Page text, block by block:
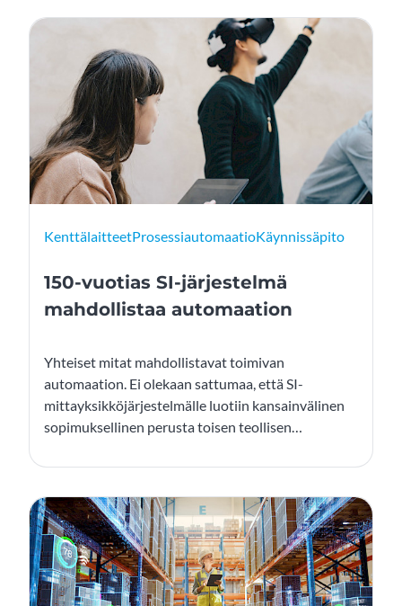
KenttälaitteetProsessiautomaatioKäynnissäpito
150-vuotias SI-järjestelmä
mahdollistaa automaation
Yhteiset mitat mahdollistavat toimivan
automaation. Ei olekaan sattumaa, että SI-
mittayksikköjärjestelmälle luotiin kansainvälinen
sopimuksellinen perusta toisen teollisen
Teknologian kehittyessä järjestelmää on kehitetty
kattavuutta erilaisiin mittauksiin sekä
mahdollistamalla parempi tarkkuus kehittämällä
yksiköiden määritelmiä ja toteutustapoja. Industry
5.0 haastaa mittajärjestelmän kehittäjiä samaan
aikaan kun metrologian osaajien puute kasvaa